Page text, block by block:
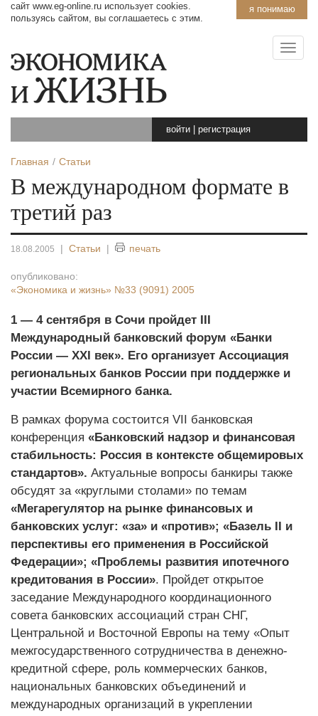
я понимаю
сайт www.eg-online.ru использует cookies.
пользуясь сайтом, вы соглашаетесь с этим.
войти регистрация
Главная Статьи
В международном формате в
третий раз
18.08.2005 | Статьи | печать
опубликовано:
«Экономика и жизнь» №33 (9091) 2005
1 — 4 сентября в Сочи пройдет III
Международный банковский форум «Банки
России — XXI век». Его организует Ассоциация
региональных банков России при поддержке и
участии Всемирного банка.
В рамках форума состоится VII банковская
конференция «Банковский надзор и финансовая
стабильность: Россия в контексте общемировых
стандартов». Актуальные вопросы банкиры также
обсудят за «круглыми столами» по темам
«Мегарегулятор на рынке финансовых и
банковских услуг: «за» и «против»; «Базель II и
перспективы его применения в Российской
Федерации»; «Проблемы развития ипотечного
кредитования в России». Пройдет открытое
заседание Международного координационного
совета банковских ассоциаций стран СНГ,
Центральной и Восточной Европы на тему «Опыт
межгосударственного сотрудничества в денежно-
кредитной сфере, роль коммерческих банков,
национальных банковских объединений и
международных организаций в укреплении